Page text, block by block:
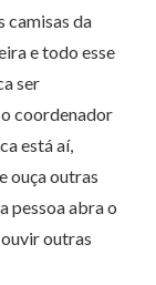
camisas da
e todo esse
ser
o coordenador
está aí,
ouça outras
pessoa abra o
outras